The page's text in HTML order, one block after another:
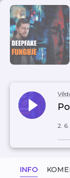
2.
INFO